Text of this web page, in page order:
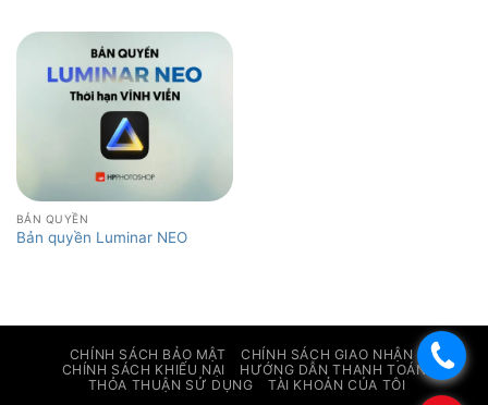
.
BẢN QUYỀN
Bản quyền Luminar NEO
CHÍNH SÁCH BẢO MẬT
CHÍNH SÁCH GIAO NHẬN
CHÍNH SÁCH KHIẾU NẠI
HƯỚNG DẪN THANH TOÁN
THỎA THUẬN SỬ DỤNG
TÀI KHOẢN CỦA TÔI